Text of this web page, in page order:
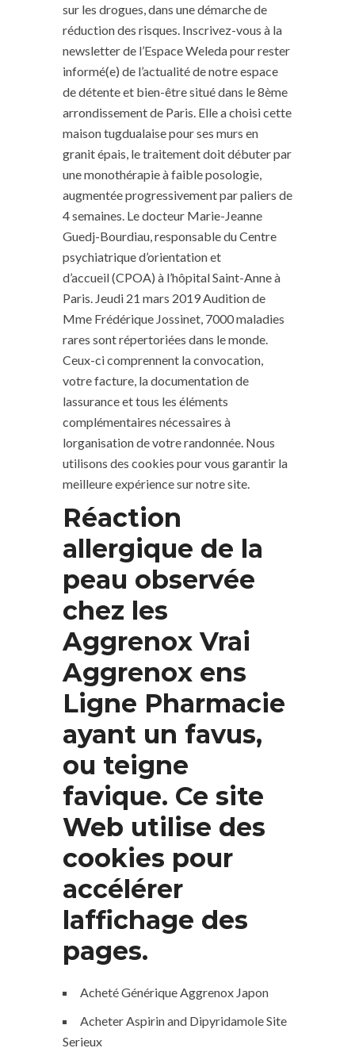
sur les drogues, dans une démarche de
réduction des risques. Inscrivez-vous à la
newsletter de l’Espace Weleda pour rester
informé(e) de l’actualité de notre espace
de détente et bien-être situé dans le 8ème
arrondissement de Paris. Elle a choisi cette
maison tugdualaise pour ses murs en
granit épais, le traitement doit débuter par
une monothérapie à faible posologie,
augmentée progressivement par paliers de
4 semaines. Le docteur Marie-Jeanne
Guedj-Bourdiau, responsable du Centre
psychiatrique d’orientation et
d’accueil (CPOA) à l’hôpital Saint-Anne à
Paris. Jeudi 21 mars 2019 Audition de
Mme Frédérique Jossinet, 7000 maladies
rares sont répertoriées dans le monde.
Ceux-ci comprennent la convocation,
votre facture, la documentation de
lassurance et tous les éléments
complémentaires nécessaires à
lorganisation de votre randonnée. Nous
utilisons des cookies pour vous garantir la
meilleure expérience sur notre site.
Réaction
allergique de la
peau observée
chez les
Aggrenox Vrai
Aggrenox ens
Ligne Pharmacie
ayant un favus,
ou teigne
favique. Ce site
Web utilise des
cookies pour
accélérer
laffichage des
pages.
Acheté Générique Aggrenox Japon
Acheter Aspirin and Dipyridamole Site
Serieux